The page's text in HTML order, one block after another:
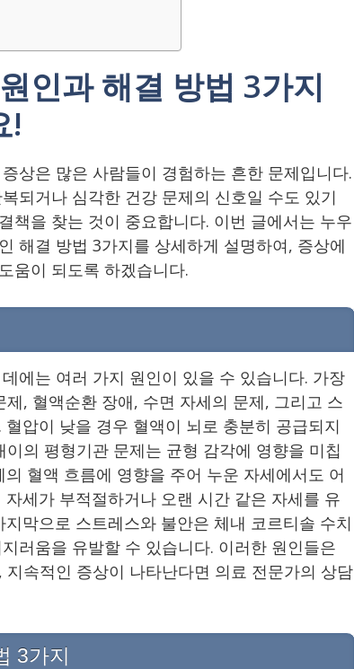
인과 해결 방법 3가지
!
상은 많은 사람들이 경험하는 흔한 문제입니다.
되거나 심각한 건강 문제의 신호일 수도 있기
책을 찾는 것이 중요합니다. 이번 글에서는 누우
해결 방법 3가지를 상세하게 설명하여, 증상에
움이 되도록 하겠습니다.
에는 여러 가지 원인이 있을 수 있습니다. 가장
, 혈액순환 장애, 수면 자세의 문제, 그리고 스
압이 낮을 경우 혈액이 뇌로 충분히 공급되지
의 평형기관 문제는 균형 감각에 영향을 미칩
혈액 흐름에 영향을 주어 누운 자세에서도 어
세가 부적절하거나 오랜 시간 같은 자세를 유
막으로 스트레스와 불안은 체내 코르티솔 수치
러움을 유발할 수 있습니다. 이러한 원인들은
속적인 증상이 나타난다면 의료 전문가의 상담
3가지